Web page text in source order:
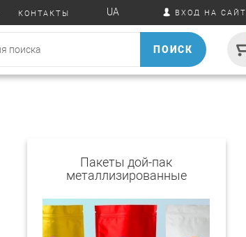
КОНТАКТЫ UA ВХОД НА САЙТ
ПОИСК
Пакеты дой-пак
металлизированные